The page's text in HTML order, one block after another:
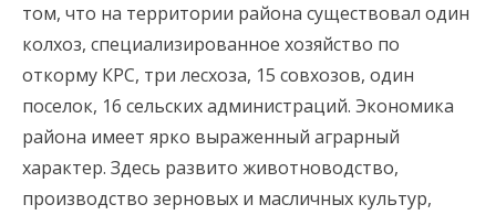
том, что на территории района существовал один
колхоз, специализированное хозяйство по
откорму КРС, три лесхоза, 15 совхозов, один
поселок, 16 сельских администраций. Экономика
района имеет ярко выраженный аграрный
характер. Здесь развито животноводство,
производство зерновых и масличных культур,